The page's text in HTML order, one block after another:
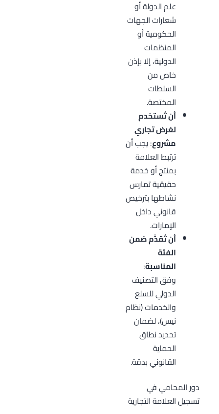
علم الدولة أو
شعارات الجهات
الحكومية أو
المنظمات
الدولية، إلا بإذن
خاص من
السلطات
المختصة.
أن تُستخدم
لغرض تجاري
مشروع: يجب أن
ترتبط العلامة
بمنتج أو خدمة
حقيقية تمارس
نشاطها بترخيص
قانوني داخل
الإمارات.
أن تُقدَّم ضمن
الفئة
المناسبة:
وفق التصنيف
الدولي للسلع
والخدمات (نظام
نيس)، لضمان
تحديد نطاق
الحماية
القانوني بدقة.
دور المحامي في
تسجيل العلامة التجارية